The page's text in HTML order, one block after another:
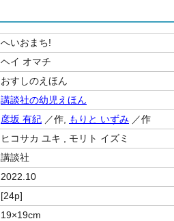
へいおまち!
ヘイ オマチ
おすしのえほん
講談社の幼児えほん
彦坂 有紀 ／作, もりと いずみ ／作
ヒコサカ ユキ , モリト イズミ
講談社
2022.10
[24p]
19×19cm